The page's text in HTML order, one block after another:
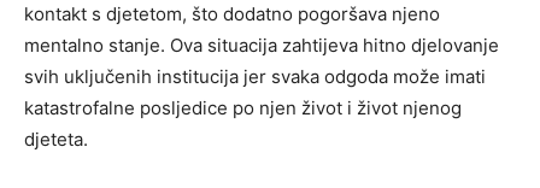
kontakt s djetetom, što dodatno pogoršava njeno
mentalno stanje. Ova situacija zahtijeva hitno djelovanje
svih uključenih institucija jer svaka odgoda može imati
katastrofalne posljedice po njen život i život njenog
djeteta.